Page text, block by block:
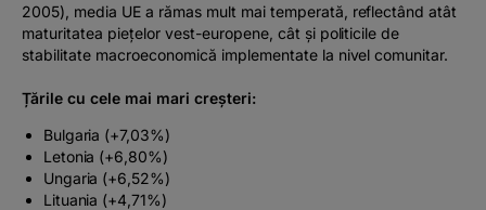
2005), media UE a rămas mult mai temperată, reflectând atât
maturitatea piețelor vest-europene, cât și politicile de
stabilitate macroeconomică implementate la nivel comunitar.
Țările cu cele mai mari creșteri:
Bulgaria (+7,03%)
Letonia (+6,80%)
Ungaria (+6,52%)
Lituania (+4,71%)